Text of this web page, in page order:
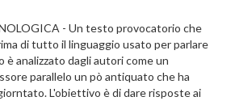
- Un testo provocatorio che
di tutto il linguaggio usato per parlare
è analizzato dagli autori come un
parallelo un pò antiquato che ha
L'obiettivo è di dare risposte ai